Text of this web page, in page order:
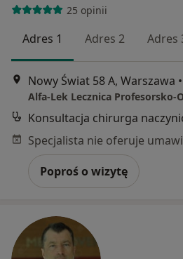
25 opinii
Adres 1 Adres 2 Adres
Nowy Świat 58 A, Warszawa •
Alfa-Lek Lecznica Profesorsko-
Konsultacja chirurga
Poproś o wizytę